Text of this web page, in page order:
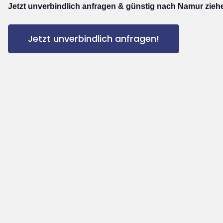
Jetzt unverbindlich anfragen & günstig nach Namur
Jetzt unverbindlich anfragen!